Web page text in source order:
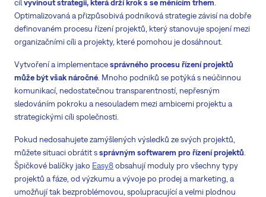
cílvyvinout strategii, která drží krok s se měnícím trhem
Optimalizovaná a přizpůsobivá podniková strategie závisí na dobře
definovaném procesu řízení projektů, který stanovuje spojení mezi
organizačními cíli a projekty, které pomohou je dosáhnout.
Vytvoření a implementacesprávného procesu řízení projektů
může být však náročné . Mnoho podniků se potýká s neúčinnou
komunikací, nedostatečnou transparentností, nepřesným
sledováním pokroku a nesouladem mezi ambicemi projektu a
strategickými cíli společnosti.
Pokud nedosahujete zamýšlených výsledků ze svých projektů,
můžete situaci obrátit ssprávným softwarem pro řízení projektů
Špičkové balíčky jako Easy8obsahují moduly pro všechny typy
projektů a fáze, od výzkumu a vývoje po prodej a marketing, a
umožňují tak bezproblémovou, spolupracující a velmi plodnou